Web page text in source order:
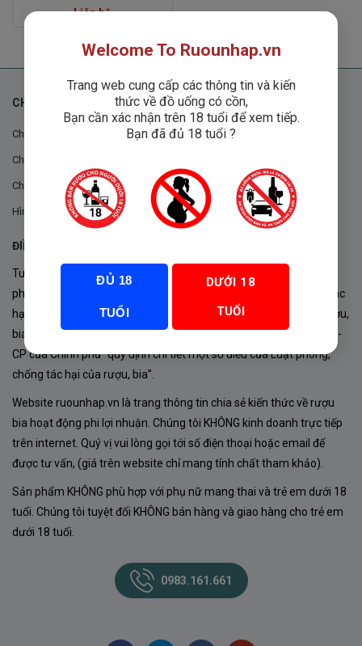
Rated
Liên hệ
CHÍNH SÁCH
Chính sách chung
Chính sách đổi trả
Chính sách mua hàng
Hình thức thanh toán
ĐIỀU KHOẢN VÀ CHÍNH SÁCH
Tuân thủ Nghị định 105/2017/NĐ-CP ngày 14/9/2017 của Chính
phủ về sản xuất, kinh doanh rượu. Tuân thủ Luật “phòng chống tác
hại của rượu, bia” số 44/2019/QH14-Điều 16 về “điều kiện bán rượu,
bia theo hình thức thương mại điện tử”; Nghị định số 24/2020/NĐ-
CP của Chính phủ “quy định chi tiết một số điều của Luật phòng,
chống tác hại của rượu, bia”.
Website ruounhap.vn là trang thông tin chia sẻ kiến thức về rượu
bia hoạt động phi lợi nhuận. Chúng tôi KHÔNG kinh doanh trực tiếp
trên internet. Quý vị vui lòng gọi tới số điện thoại hoặc email để
được tư vấn, (giá trên website chỉ mang tính chất tham khảo).
Sản phẩm KHÔNG phù hợp với phụ nữ mang thai và trẻ em dưới 18
tuổi. Chúng tôi tuyệt đối KHÔNG bán hàng và giao hàng cho trẻ em
dưới 18 tuổi.
0983.161.661
Welcome To Ruounhap.vn
Trang web cung cấp các thông tin và kiến
thức về đồ uống có cồn,
Bạn cần xác nhận trên 18 tuổi để xem tiếp.
Bạn đã đủ 18 tuổi ?
ĐỦ 18
TUỔI
DƯỚI 18
TUỔI